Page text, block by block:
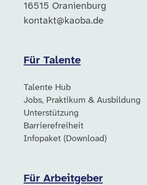
16515 Oranienburg
kontakt@kaoba.de
Für Talente
Talente Hub
Jobs, Praktikum & Ausbildung
Unterstützung
Barrierefreiheit
Infopaket (Download)
Für Arbeitgeber